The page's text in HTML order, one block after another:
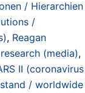
/ Hierarchien
/
, Reagan
(media),
II (coronavirus
/ worldwide